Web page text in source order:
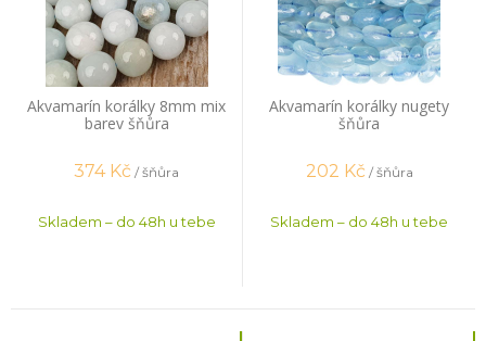
Akvamarín korálky 8mm mix
barev šňůra
374 Kč / šňůra
Skladem – do 48h u tebe
Akvamarín korálky nugety
šňůra
202 Kč / šňůra
Skladem – do 48h u tebe